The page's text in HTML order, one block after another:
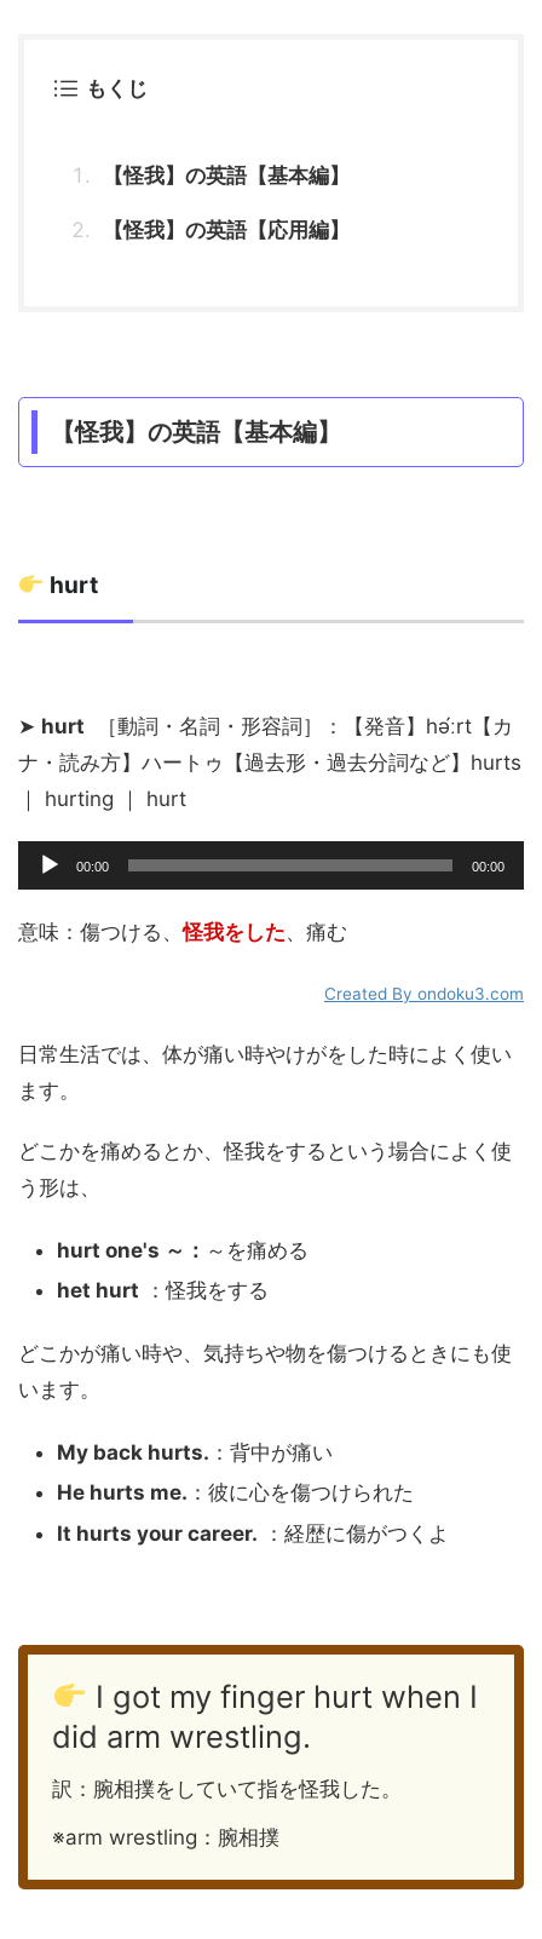
もくじ
【怪我】の英語【基本編】
【怪我】の英語【応用編】
【怪我】の英語【基本編】
hurt
➤ hurt ［動詞・名詞・形容詞］：【発音】hə́ːrt【カ
ナ・読み方】ハートゥ【過去形・過去分詞など】hurts
｜ hurting ｜ hurt
レ
00:00 00:00
意味：傷つける、怪我をした、痛む
Created By ondoku3.com
日常生活では、体が痛い時やけがをした時によく使い
ます。
どこかを痛めるとか、怪我をするという場合によく使
う形は、
hurt one's ～： ～を痛める
het hurt ：怪我をする
どこかが痛い時や、気持ちや物を傷つけるときにも使
います。
My back hurts. ：背中が痛い
He hurts me. ：彼に心を傷つけられた
It hurts your career. ：経歴に傷がつくよ
I got my finger hurt when I
did arm wrestling.
訳：腕相撲をしていて指を怪我した。
※arm wrestling：腕相撲